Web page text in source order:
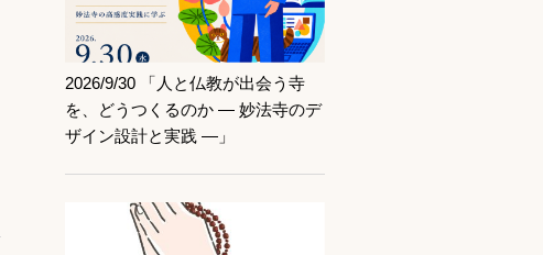
2026/9/30 「人と仏教が出会う寺
を、どうつくるのか ― 妙法寺のデ
ザイン設計と実践 ―」
記事を読む